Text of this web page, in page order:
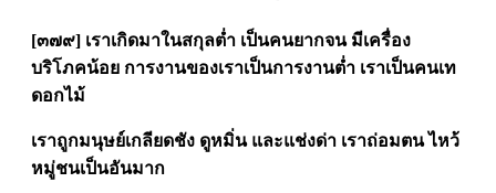
[๓๗๙] เราเกิดมาในสกุลต่ำ เป็นคนยากจน มีเครื่อง
บริโภคน้อย การงานของเราเป็นการงานต่ำ เราเป็นคนเท
ดอกไม้
เราถูกมนุษย์เกลียดชัง ดูหมิ่น และแช่งด่า เราถ่อมตน ไหว้
หมู่ชนเป็นอันมาก